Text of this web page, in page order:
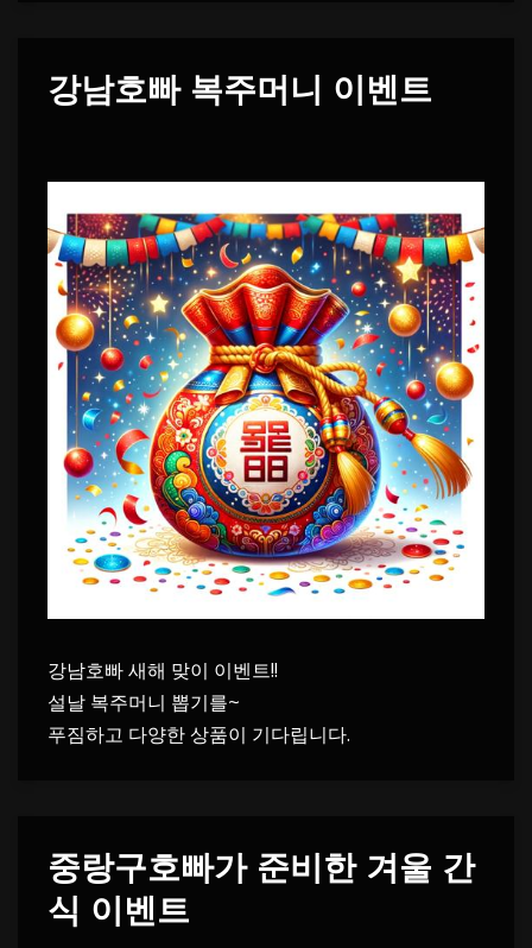
강남호빠 복주머니 이벤트
강남호빠 새해 맞이 이벤트!!
설날 복주머니 뽑기를~
푸짐하고 다양한 상품이 기다립니다.
중랑구호빠가 준비한 겨울 간
식 이벤트